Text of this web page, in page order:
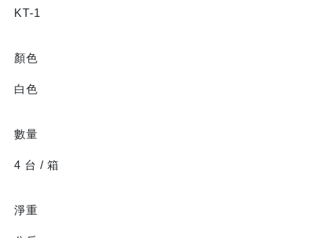
KT-1
顏色
白色
數量
4 台 / 箱
淨重